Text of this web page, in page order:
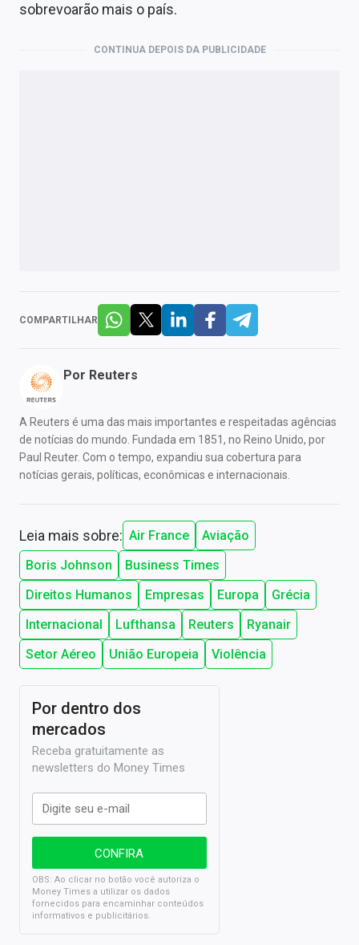
sobrevoarão mais o país.
CONTINUA DEPOIS DA PUBLICIDADE
COMPARTILHAR
Por Reuters
A Reuters é uma das mais importantes e respeitadas agências
de notícias do mundo. Fundada em 1851, no Reino Unido, por
Paul Reuter. Com o tempo, expandiu sua cobertura para
notícias gerais, políticas, econômicas e internacionais.
Leia mais sobre: Air France
Aviação
Boris Johnson
Business Times
Direitos Humanos
Empresas Europa
Grécia
Internacional
Lufthansa Reuters
Ryanair
Setor Aéreo
União Europeia Violência
Por dentro dos
mercados
Receba gratuitamente as
newsletters do Money Times
OBS: Ao clicar no botão você autoriza o
Money Times a utilizar os dados
fornecidos para encaminhar conteúdos
informativos e publicitários.